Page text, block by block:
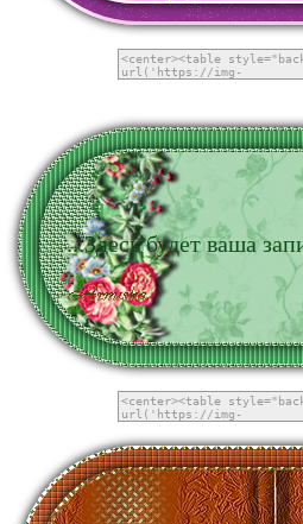
...Здесь будет ваша